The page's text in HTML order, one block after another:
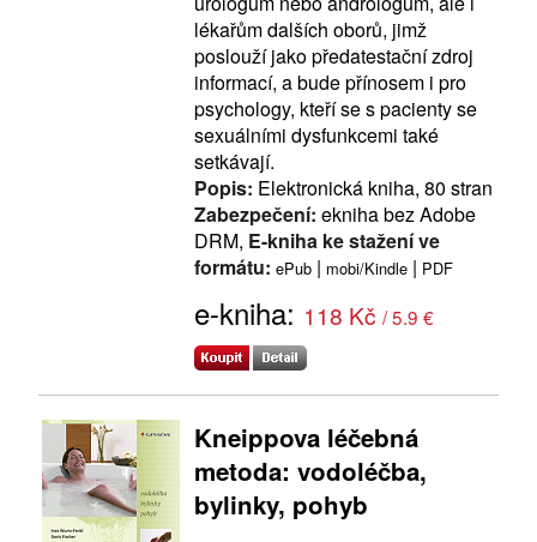
lékařům dalších oborů, jimž
poslouží jako předatestační zdroj
informací, a bude přínosem i pro
psychology, kteří se s pacienty se
sexuálními dysfunkcemi také
setkávají.
Popis: Elektronická kniha, 80 stran
Zabezpečení: ekniha bez Adobe
DRM, E-kniha ke stažení ve
formátu: ePub | mobi/Kindle | PDF
e-kniha: 118 Kč / 5.9 €
Kneippova léčebná
metoda: vodoléčba,
bylinky, pohyb